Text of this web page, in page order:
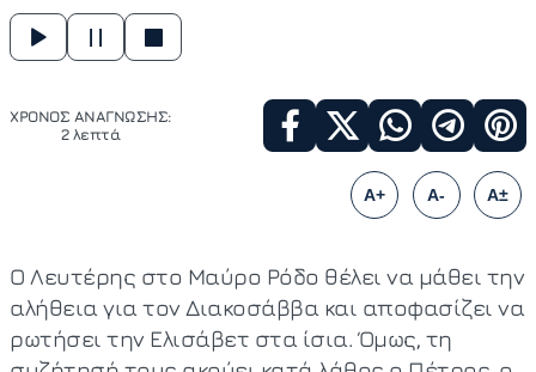
ΧΡΟΝΟΣ ΑΝΑΓΝΩΣΗΣ:
2 λεπτά
A+ A- A±
Ο Λευτέρης στο Μαύρο Ρόδο θέλει να μάθει την
αλήθεια για τον Διακοσάββα και αποφασίζει να
ρωτήσει την Ελισάβετ στα ίσια. Όμως, τη